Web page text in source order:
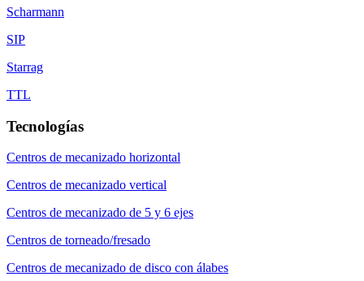
Scharmann
SIP
Starrag
TTL
Tecnologías
Centros de mecanizado horizontal
Centros de mecanizado vertical
Centros de mecanizado de 5 y 6 ejes
Centros de torneado/fresado
Centros de mecanizado de disco con álabes